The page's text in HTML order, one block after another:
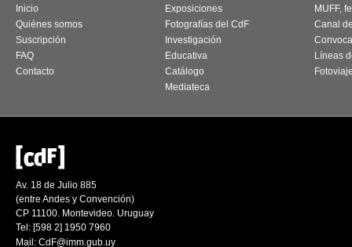
Inicio
Quiénes somos
Suscripción
FAQ
Contacto
Exposiciones
Fotografías del CdF
Investigación
Educativa
Catálogo
Mediateca
MUFF,
Canal
Líneas
Av. 18 de Julio 885
(entre Andes y Convención)
CP 11100. Montevideo. Uruguay
Tel: [598 2] 1950 7960
Mail: CdF@imm.gub.uy